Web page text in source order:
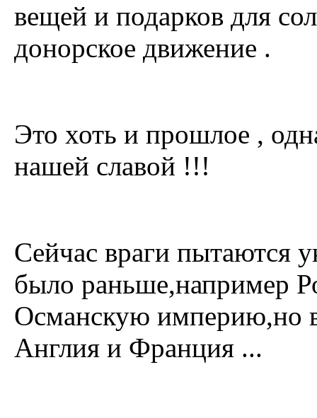
вещей и подарков для
донорское движение .
Это хоть и прошлое ,
нашей славой !!!
Сейчас враги пытаются
было раньше,например
Османскую империю,но
Англия и Франция ...